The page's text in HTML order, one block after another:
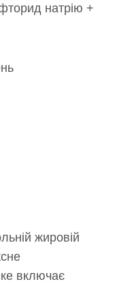
натрію +
жировій
включає